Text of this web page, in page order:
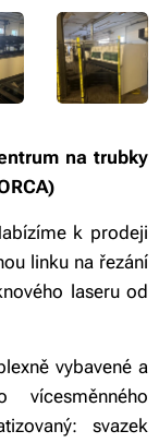
na trubky
k prodeji
linku na řezání
laseru od
vybavené a
vícesměnného
svazek